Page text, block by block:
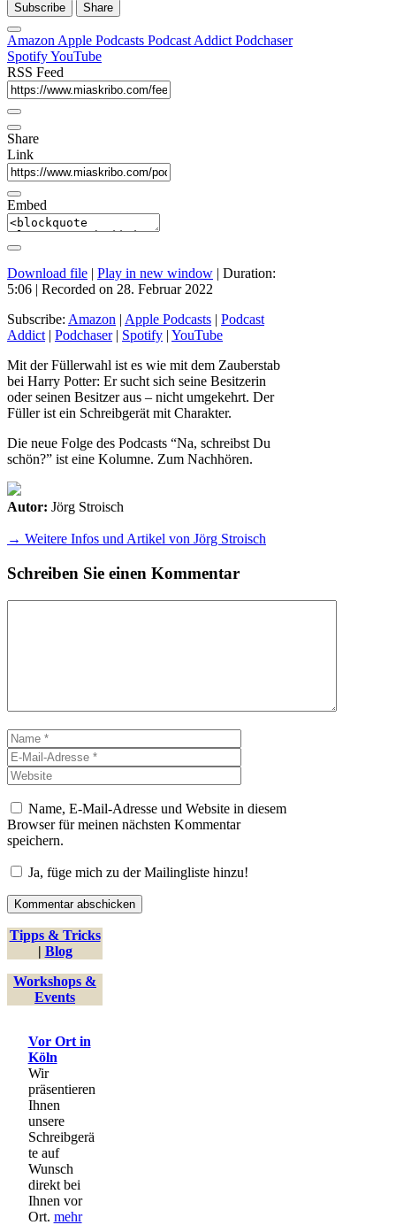
Subscribe Share
Amazon Apple Podcasts Podcast Addict Podchaser
SpotifyYouTube
RSS Feed
Share
Link
Embed
Download file | Play in new window | Duration:
5:06 | Recorded on 28. Februar 2022
Subscribe: Amazon | Apple Podcasts | Podcast
Addict | Podchaser| Spotify | YouTube
Mit der Füllerwahl ist es wie mit dem Zauberstab
bei Harry Potter: Er sucht sich seine Besitzerin
oder seinen Besitzer aus – nicht umgekehrt. Der
Füller ist ein Schreibgerät mit Charakter.
Die neue Folge des Podcasts “Na, schreibst Du
schön?” ist eine Kolumne. Zum Nachhören.
Autor: Jörg Stroisch
→ Weitere Infos und Artikel von Jörg Stroisch
Schreiben Sie einen Kommentar
Name
Mail-
Adresse
Name, E-Mail-Adresse und Website in diesem
Browser für meinen nächsten Kommentar
speichern.
Ja, füge mich zu der Mailingliste hinzu!
Tipps & Tricks
| Blog
Workshops &
Events
Vor Ort in
Köln
Wir
präsentieren
Ihnen
unsere
Schreibgerä
te auf
Wunsch
direkt bei
Ihnen vor
Ort. mehr